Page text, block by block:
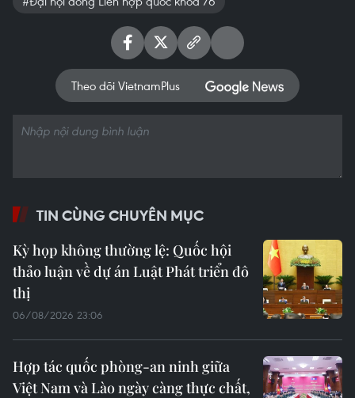
Theo dõi VietnamPlus
TIN CÙNG CHUYÊN MỤC
Kỳ họp không thường lệ: Quốc hội
thảo luận về dự án Luật Phát triển đô
thị
06/08/2026 23:06
Hợp tác quốc phòng-an ninh giữa
Việt Nam và Lào ngày càng thực chất,